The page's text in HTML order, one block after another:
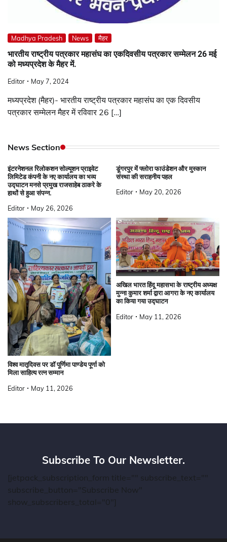
Madhya Pradesh News मैहर
भारतीय राष्ट्रीय पत्रकार महासंघ का एकदिवसीय पत्रकार सम्मेलन 26 मई
को मध्यप्रदेश के मैहर में.
Editor May 7, 2024
मध्यप्रदेश (मैहर)- भारतीय राष्ट्रीय पत्रकार महासंघ का एक दिवसीय
पत्रकार सम्मेलन मैहर में रविवार 26 […]
News Section
इंटरनेशनल रिलोकशन सोल्यूशन प्राइवेट
लिमिटेड कंपनी के नए कार्यालय का भव्य
उद्घाटन मनसे प्रमुख राजसाहेब ठाकरे के
हाथों से हुआ संपन्न.
Editor May 26, 2026
डूंगरपुर में फ्लोरा फाउंडेशन और मुस्कान
संस्था की सराहनीय पहल
Editor May 20, 2026
विश्व मातृदिवस पर डॉ पूर्णिमा पाण्डेय पूर्णा को
मिला साहित्य रत्न सम्मान
Editor May 11, 2026
अखिल भारत हिंदू महासभा के राष्ट्रीय अध्यक्ष
मुन्ना कुमार शर्मा द्वारा आगरा के नए कार्यालय
का किया गया उद्घाटन
Editor May 11, 2026
Subscribe To Our Newsletter.
[jetpack_subscription_form title="" subscribe_text=""
subscribe_button="Subscribe Now"
show_subscribers_total="0"]